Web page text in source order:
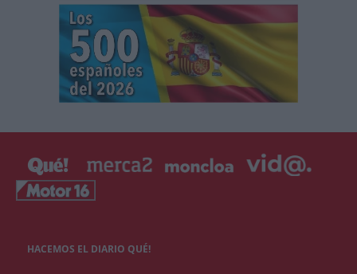
HACEMOS EL DIARIO QUÉ!